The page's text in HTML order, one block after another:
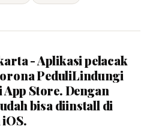
- Aplikasi pelacak
PeduliLindungi
Store. Dengan
bisa diinstall di